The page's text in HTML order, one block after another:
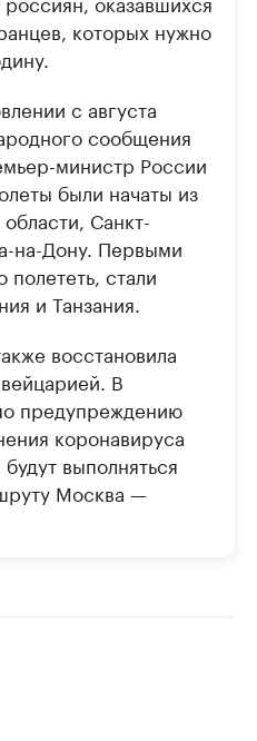
которых нужно
с августа
сообщения
министр России
были начаты из
Санкт-
на-Дону. Первыми
стали
и Танзания.
восстановила
В
предупреждению
коронавируса
выполняться
Москва —